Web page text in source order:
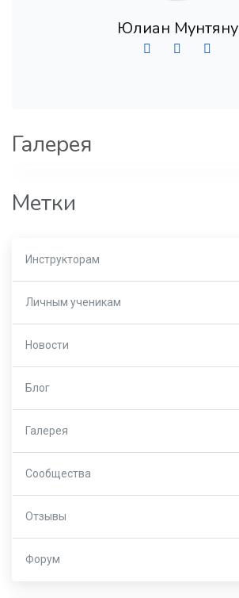
Юлиан Мунтяну
Галерея
Метки
Инструкторам
Личным ученикам
Новости
Блог
Галерея
Сообщества
Отзывы
Форум